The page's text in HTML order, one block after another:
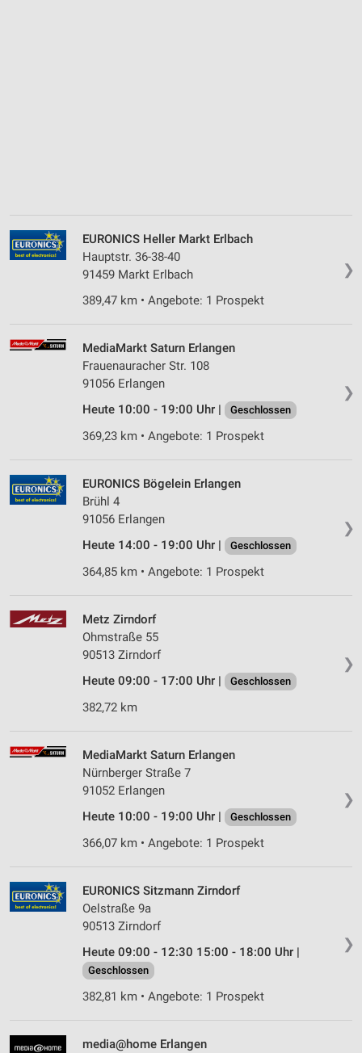
❯
EURONICS Heller Markt Erlbach
Hauptstr. 36-38-40
91459 Markt Erlbach
389,47 km • Angebote: 1 Prospekt
❯
MediaMarkt Saturn Erlangen
Frauenauracher Str. 108
91056 Erlangen
Heute 10:00 - 19:00 Uhr |
Geschlossen
369,23 km • Angebote: 1 Prospekt
❯
EURONICS Bögelein Erlangen
Brühl 4
91056 Erlangen
Heute 14:00 - 19:00 Uhr |
Geschlossen
364,85 km • Angebote: 1 Prospekt
❯
Metz Zirndorf
Ohmstraße 55
90513 Zirndorf
Heute 09:00 - 17:00 Uhr |
Geschlossen
382,72 km
❯
MediaMarkt Saturn Erlangen
Nürnberger Straße 7
91052 Erlangen
Heute 10:00 - 19:00 Uhr |
Geschlossen
366,07 km • Angebote: 1 Prospekt
❯
EURONICS Sitzmann Zirndorf
Oelstraße 9a
90513 Zirndorf
Heute 09:00 - 12:30 15:00 - 18:00 Uhr |
Geschlossen
382,81 km • Angebote: 1 Prospekt
media@home Erlangen